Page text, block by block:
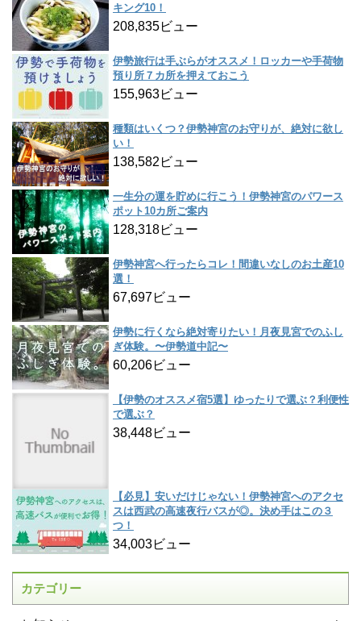
キング10！
208,835ビュー
伊勢旅行は手ぶらがオススメ！ロッカーや手荷物
預り所７カ所を押えておこう
155,963ビュー
種類はいくつ？伊勢神宮のお守りが、絶対に欲し
い！
138,582ビュー
一生分の運を貯めに行こう！伊勢神宮のパワース
ポット10カ所ご案内
128,318ビュー
伊勢神宮へ行ったらコレ！間違いなしのお土産10
選！
67,697ビュー
伊勢に行くなら絶対寄りたい！月夜見宮でのふし
ぎ体験。〜伊勢道中記〜
60,206ビュー
【伊勢のオススメ宿5選】ゆったりで選ぶ？利便性
で選ぶ？
38,448ビュー
【必見】安いだけじゃない！伊勢神宮へのアクセ
スは西武の高速夜行バスが◎。決め手はこの３
つ！
34,003ビュー
カテゴリー